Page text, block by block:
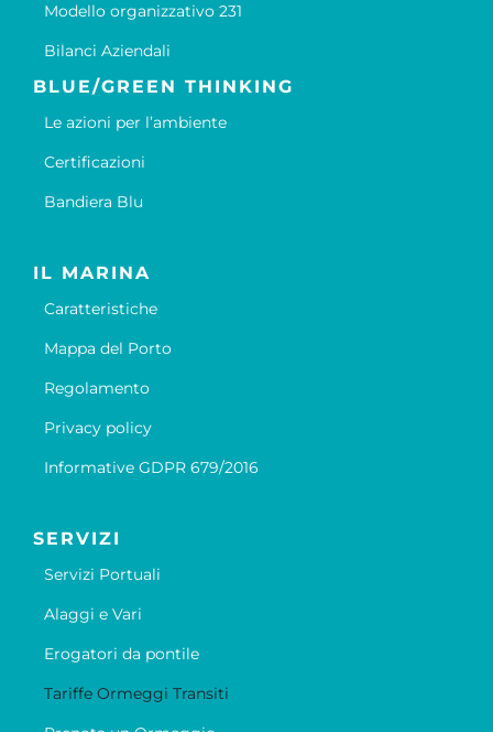
Modello organizzativo 231
Bilanci Aziendali
BLUE/GREEN THINKING
Le azioni per l’ambiente
Certificazioni
Bandiera Blu
IL MARINA
Caratteristiche
Mappa del Porto
Regolamento
Privacy policy
Informative GDPR 679/2016
SERVIZI
Servizi Portuali
Alaggi e Vari
Erogatori da pontile
Tariffe Ormeggi Transiti